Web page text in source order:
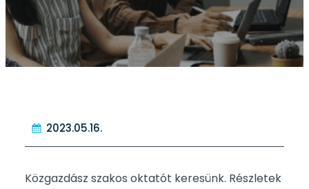
2023.05.16.
Közgazdász szakos oktatót keresünk. Részletek